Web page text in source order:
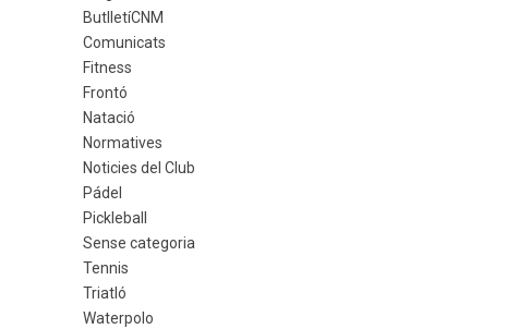
ButlletíCNM
Comunicats
Fitness
Frontó
Natació
Normatives
Noticies del Club
Pádel
Pickleball
Sense categoria
Tennis
Triatló
Waterpolo